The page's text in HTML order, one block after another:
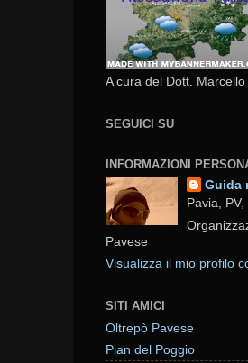
A cura del Dott. Marcello
SEGUICI SU
INFORMAZIONI
Guida
Pavia,
Pavese
Visualizza il mio profilo
SITI AMICI
Oltrepò Pavese
Pian del Poggio